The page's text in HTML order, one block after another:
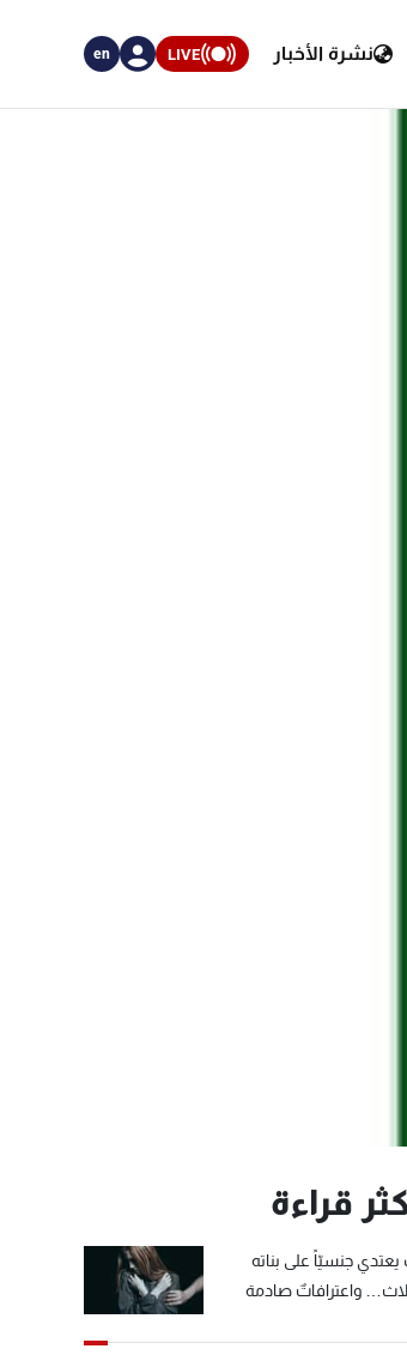
نشرة الأخبار LIVE
en
قراءة
يعتدي جنسيّاً على بناته
واعترافاتٌ صادمة